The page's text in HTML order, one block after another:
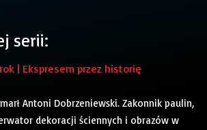
serii:
| Ekspresem przez historię
Antoni Dobrzeniewski. Zakonnik paulin,
dekoracji ściennych i obrazów w